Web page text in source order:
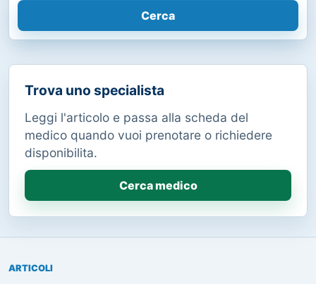
Cerca
Trova uno specialista
Leggi l'articolo e passa alla scheda del
medico quando vuoi prenotare o richiedere
disponibilita.
Cerca medico
ARTICOLI